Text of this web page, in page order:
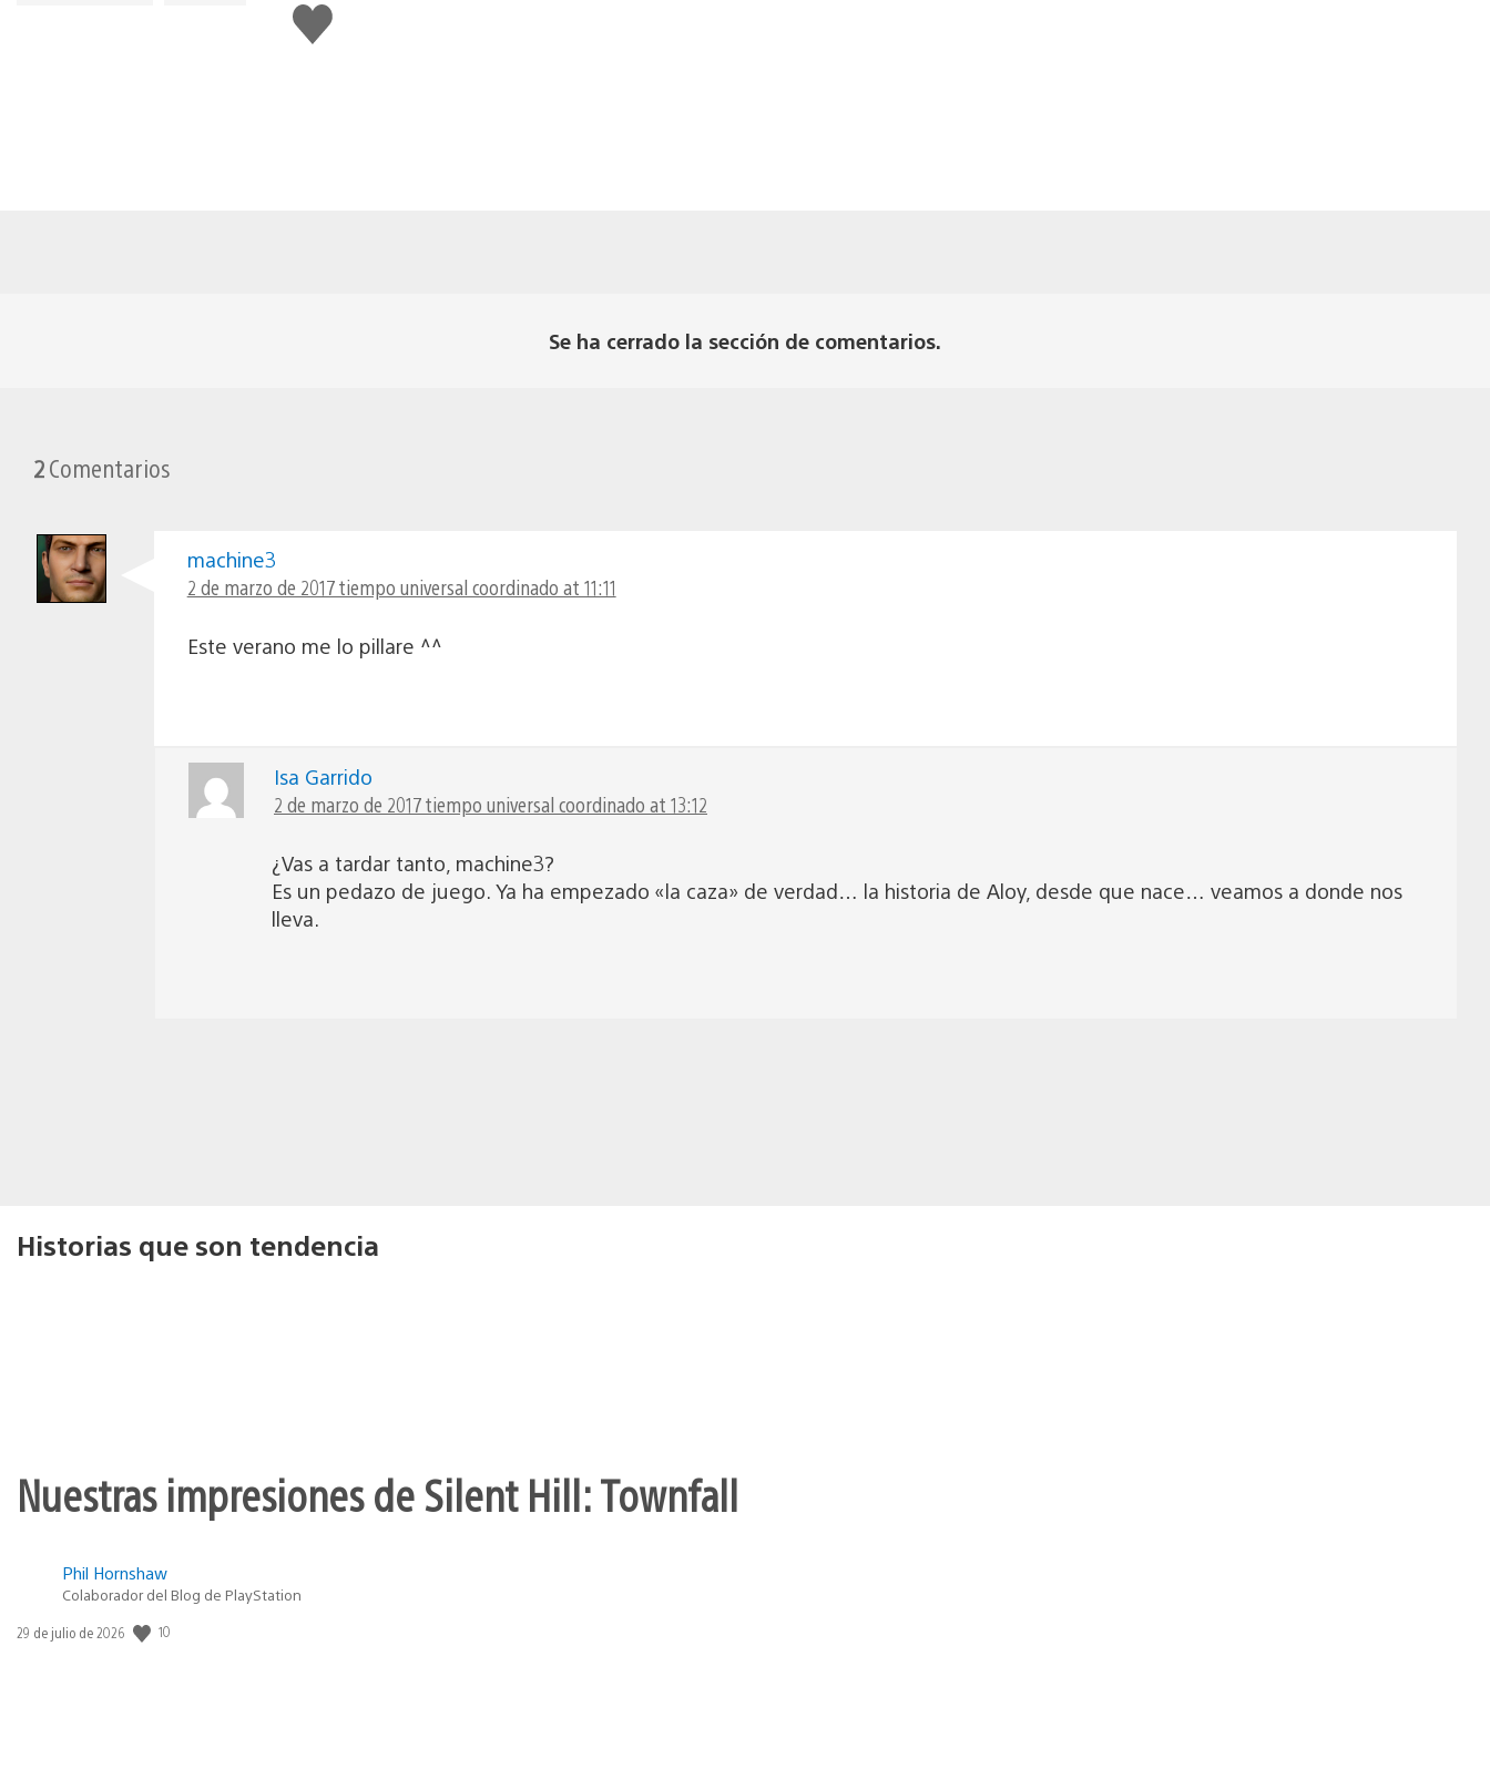
Me
gusta
Se ha cerrado la sección de comentarios.
2Comentarios
machine3
2 de marzo de 2017 tiempo universal coordinado at 11:11
Este verano me lo pillare ^^
Isa Garrido
2 de marzo de 2017 tiempo universal coordinado at 13:12
¿Vas a tardar tanto, machine3?
Es un pedazo de juego. Ya ha empezado «la caza» de verdad… la historia de Aloy, desde que nace… veamos a donde nos
lleva.
Historias que son tendencia
Nuestras impresiones de Silent Hill: Townfall
Phil Hornshaw
Colaborador del Blog de PlayStation
Fecha
29 de julio de 2026 10